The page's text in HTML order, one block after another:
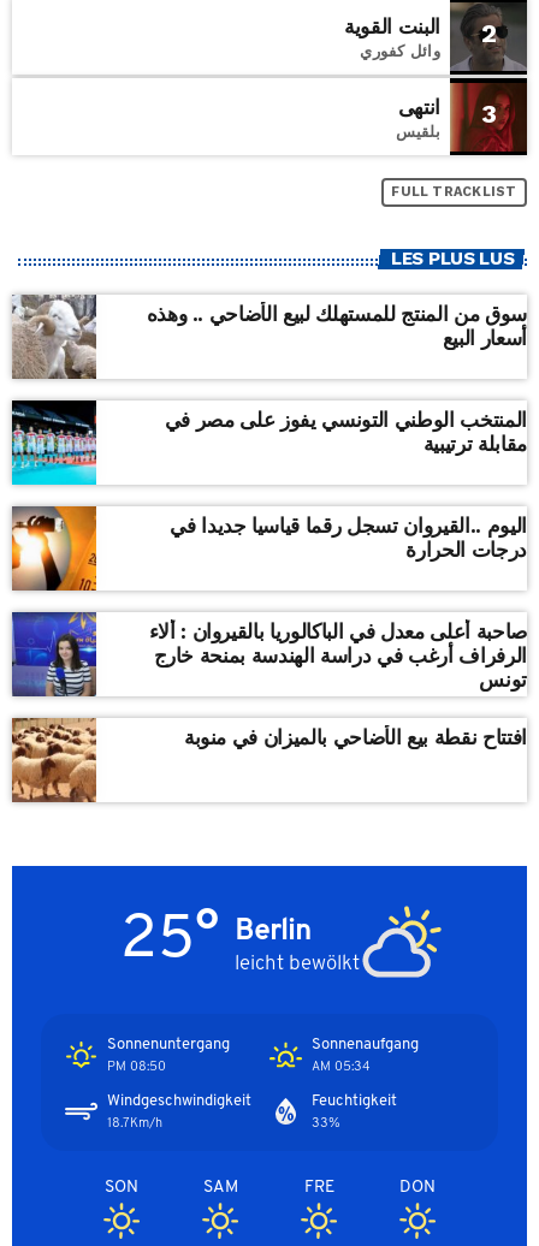
2 البنت القوية
وائل كفوري
3 انتهى
بلقيس
FULL TRACKLIST
LES PLUS LUS
سوق من المنتج للمستهلك لبيع الأضاحي .. وهذه
أسعار البيع
المنتخب الوطني التونسي يفوز على مصر في
مقابلة ترتيبية
اليوم ..القيروان تسجل رقما قياسيا جديدا في
درجات الحرارة
صاحبة أعلى معدل في الباكالوريا بالقيروان : ألاء
الرفراف أرغب في دراسة الهندسة بمنحة خارج
تونس
افتتاح نقطة بيع الأضاحي بالميزان في منوبة
Berlin
leicht bewölkt
25°
Sonnenaufgang
05:34 AM
Sonnenuntergang
08:50 PM
Feuchtigkeit
33%
Windgeschwindigkeit
18.7Km/h
DON
FRE
SAM
SON